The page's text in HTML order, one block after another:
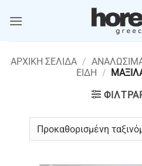
στο
ΑΡΧΙΚΉ ΣΕΛΊΔΑ /
ΕΙΔΗ /